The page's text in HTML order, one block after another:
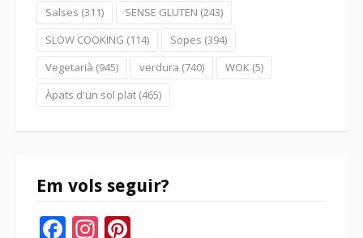
Salses (311) SENSE GLUTEN (243)
SLOW COOKING (114) Sopes (394)
Vegetarià (945) verdura (740) WOK (5)
Àpats d'un sol plat (465)
Em vols seguir?
Facebook
Instagram